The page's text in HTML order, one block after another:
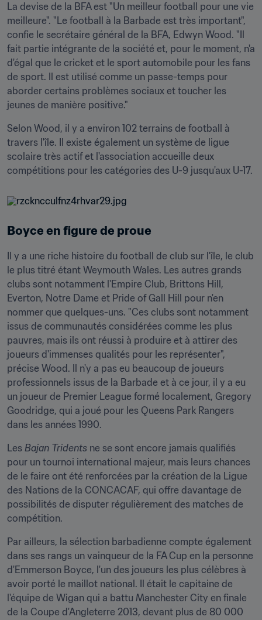
La devise de la BFA est "Un meilleur football pour une vie
meilleure". "Le football à la Barbade est très important",
confie le secrétaire général de la BFA, Edwyn Wood. "Il
fait partie intégrante de la société et, pour le moment, n'a
d'égal que le cricket et le sport automobile pour les fans
de sport. Il est utilisé comme un passe-temps pour
aborder certains problèmes sociaux et toucher les
jeunes de manière positive."
Selon Wood, il y a environ 102 terrains de football à
travers l'île. Il existe également un système de ligue
scolaire très actif et l'association accueille deux
compétitions pour les catégories des U-9 jusqu'aux U-17.
Boyce en figure de proue
Il y a une riche histoire du football de club sur l'île, le club
le plus titré étant Weymouth Wales. Les autres grands
clubs sont notamment l'Empire Club, Brittons Hill,
Everton, Notre Dame et Pride of Gall Hill pour n'en
nommer que quelques-uns. "Ces clubs sont notamment
issus de communautés considérées comme les plus
pauvres, mais ils ont réussi à produire et à attirer des
joueurs d'immenses qualités pour les représenter",
précise Wood. Il n'y a pas eu beaucoup de joueurs
professionnels issus de la Barbade et à ce jour, il y a eu
un joueur de Premier League formé localement, Gregory
Goodridge, qui a joué pour les Queens Park Rangers
dans les années 1990.
Les Bajan Tridents ne se sont encore jamais qualifiés
pour un tournoi international majeur, mais leurs chances
de le faire ont été renforcées par la création de la Ligue
des Nations de la CONCACAF, qui offre davantage de
possibilités de disputer régulièrement des matches de
compétition.
Par ailleurs, la sélection barbadienne compte également
dans ses rangs un vainqueur de la FA Cup en la personne
d'Emmerson Boyce, l'un des joueurs les plus célèbres à
avoir porté le maillot national. Il était le capitaine de
l'équipe de Wigan qui a battu Manchester City en finale
de la Coupe d'Angleterre 2013, devant plus de 80 000